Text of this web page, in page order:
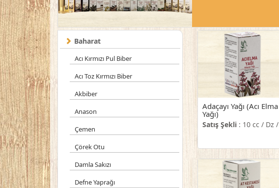
Baharat
Acı Kırmızı Pul Biber
Acı Toz Kırmızı Biber
Akbiber
Anason
Çemen
Çörek Otu
Damla Sakızı
Defne Yaprağı
Adaçayı Yağı (Acı Elma
Yağı)
Satış Şekli : 10 cc / Dz /